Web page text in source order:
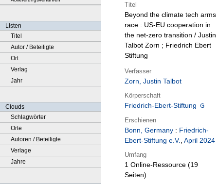
Listen
Titel
Autor / Beteiligte
Ort
Verlag
Jahr
Clouds
Schlagwörter
Orte
Autoren / Beteiligte
Verlage
Jahre
Titel
Beyond the climate tech arms
race : US-EU cooperation in
the net-zero transition / Justin
Talbot Zorn ; Friedrich Ebert
Stiftung
Verfasser
Zorn, Justin Talbot
Körperschaft
Friedrich-Ebert-Stiftung
Erschienen
Bonn, Germany : Friedrich-
Ebert-Stiftung e.V., April 2024
Umfang
1 Online-Ressource (19
Seiten)